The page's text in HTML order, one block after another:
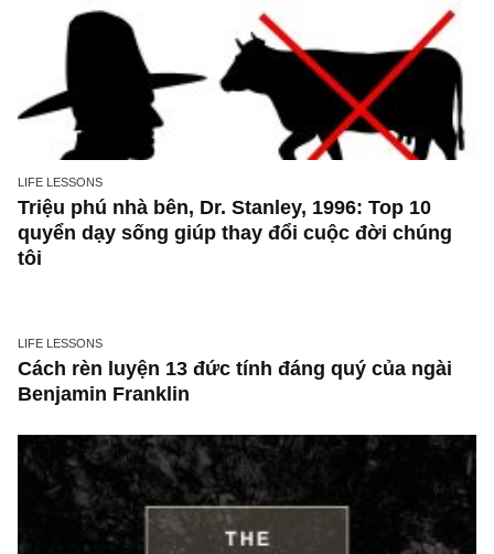
Brightwater và ngay lập tức bán khống cổ
BĐS Cal Coastal Communities, bài học về
quan trọng của việc siêng năng đi thực địa
trước khi đầu tư vào bất cứ đâu
PERSONS, HISTORIES & TALES
Những thương vụ bán khống thảm họa nhất
giới fund managers Hoa Kỳ, vì sao bán
không dễ dàng và lợi nhuận cao như các